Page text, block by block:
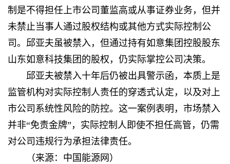
制是不得担任上市公司董监高或从事证券业务，但并
未禁止当事人通过股权结构或其他方式实际控制公
司。邱亚夫虽被禁入，但通过持有如意集团控股股东
山东如意科技集团的股权，仍实际掌控公司决策。
邱亚夫被禁入十年后仍被出具警示函，本质上是
监管机构对实际控制人责任的穿透式认定，以及对上
市公司系统性风险的防控。这一案例表明，市场禁入
并非“免责金牌”，实际控制人即使不担任高管，仍需
对公司违规行为承担法律责任。
（来源：中国能源网 ）